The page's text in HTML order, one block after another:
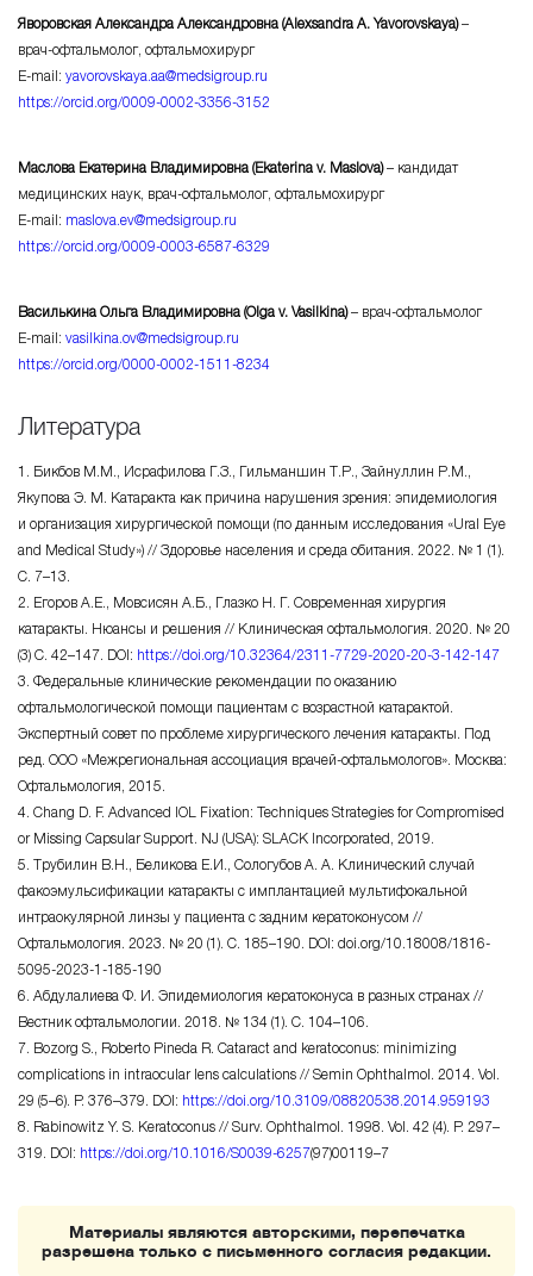
Яворовская Александра Александровна (Alexsandra A. Yavorovskaya)–
врач-офтальмолог, офтальмохирург
E-mail: yavorovskaya.aa@medsigroup.ru
https://orcid.org/0009-0002-3356-3152
Маслова Екатерина Владимировна (Ekaterina v. Maslova)– кандидат
медицинских наук, врач-офтальмолог, офтальмохирург
E-mail: maslova.ev@medsigroup.ru
https://orcid.org/0009-0003-6587-6329
Василькина Ольга Владимировна (Olga v. Vasilkina)– врач-офтальмолог
E-mail: vasilkina.ov@medsigroup.ru
https://orcid.org/0000-0002-1511-8234
Литература
1. Бикбов М.М., Исрафилова Г.З., Гильманшин Т.Р., Зайнуллин Р.М.,
Якупова Э. М. Катаракта как причина нарушения зрения: эпидемиология
и организация хирургической помощи (по данным исследования «Ural Eye
and Medical Study») // Здоровье населения и среда обитания. 2022. № 1 (1).
C. 7–13.
2. Егоров А.Е., Мовсисян А.Б., Глазко Н. Г. Современная хирургия
катаракты. Нюансы и решения // Клиническая офтальмология. 2020. № 20
(3) C. 42–147. DOI: https://doi.org/10.32364/2311-7729-2020-20-3-142-147
3. Федеральные клинические рекомендации по оказанию
офтальмологической помощи пациентам с возрастной катарактой.
Экспертный совет по проблеме хирургического лечения катаракты. Под
ред. ООО «Межрегиональная ассоциация врачей-офтальмологов». Москва:
Офтальмология, 2015.
4. Chang D. F. Advanced IOL Fixation: Techniques Strategies for Compromised
or Missing Capsular Support. NJ (USA): SLACK Incorporated, 2019.
5. Трубилин В.Н., Беликова Е.И., Сологубов А. А. Клинический случай
факоэмульсификации катаракты с имплантацией мультифокальной
интраокулярной линзы у пациента с задним кератоконусом //
Офтальмология. 2023. № 20 (1). C. 185–190. DOI: doi.org/10.18008/1816-
5095-2023-1-185-190
6. Абдулалиева Ф. И. Эпидемиология кератоконуса в разных странах //
Вестник офтальмологии. 2018. № 134 (1). C. 104–106.
7. Bozorg S., Roberto Pineda R. Cataract and keratoconus: minimizing
complications in intraocular lens calculations // Semin Ophthalmol. 2014. Vol.
29 (5–6). P. 376–379. DOI: https://doi.org/10.3109/08820538.2014.959193
8. Rabinowitz Y. S. Keratoconus // Surv. Ophthalmol. 1998. Vol. 42 (4). P. 297–
319. DOI: https://doi.org/10.1016/S0039-6257(97)00119–7
Материалы являются авторскими, перепечатка
разрешена только с письменного согласия редакции.